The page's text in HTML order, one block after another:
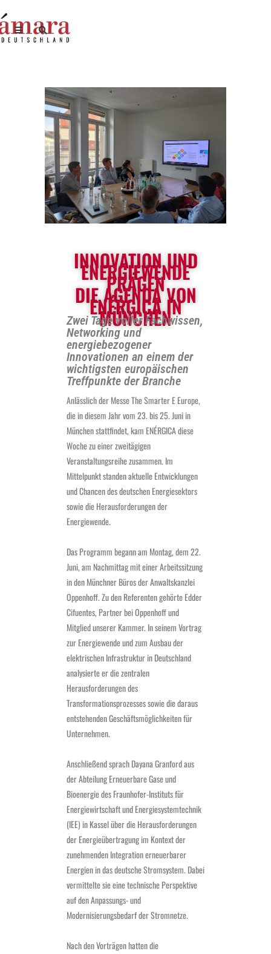
INNOVATION UND
ENERGIEWENDE
PRÄGEN
DIE AGENDA VON
ENÉRGICA IN
MÜNCHEN
Zwei Tage voller Fachwissen,
Networking und
energiebezogener
Innovationen an einem der
wichtigsten europäischen
Treffpunkte der Branche
Anlässlich der Messe The Smarter E Europe,
die in diesem Jahr vom 23. bis 25. Juni in
München stattfindet, kam ENÉRGICA diese
Woche zu einer zweitägigen
Veranstaltungsreihe zusammen. Im
Mittelpunkt standen aktuelle Entwicklungen
und Chancen des deutschen Energiesektors
sowie die Herausforderungen der
Energiewende.
Das Programm begann am Montag, dem 22.
Juni, am Nachmittag mit einer Arbeitssitzung
in den Münchner Büros der Anwaltskanzlei
Oppenhoff. Zu den Referenten gehörte Edder
Cifuentes, Partner bei Oppenhoff und
Mitglied unserer Kammer. In seinem Vortrag
zur Energiewende und zum Ausbau der
elektrischen Infrastruktur in Deutschland
analysierte er die zentralen
Herausforderungen des
Transformationsprozesses sowie die daraus
entstehenden Geschäftsmöglichkeiten für
Unternehmen.
Anschließend sprach Dayana Granford aus
der Abteilung Erneuerbare Gase und
Bioenergie des Fraunhofer-Instituts für
Energiewirtschaft und Energiesystemtechnik
(IEE) in Kassel über die Herausforderungen
der Energieübertragung im Kontext der
zunehmenden Integration erneuerbarer
Energien in das deutsche Stromsystem. Dabei
vermittelte sie eine technische Perspektive
auf den Anpassungs- und
Modernisierungsbedarf der Stromnetze.
Nach den Vorträgen hatten die